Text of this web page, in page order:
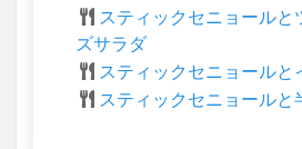
スティックセニョールと
ズサラダ
スティックセニョールと
スティックセニョールと